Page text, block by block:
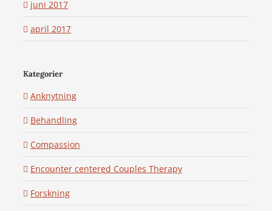
juni 2017
april 2017
Kategorier
Anknytning
Behandling
Compassion
Encounter centered Couples Therapy
Forskning